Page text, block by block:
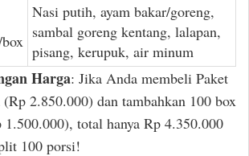
Nasi putih, ayam bakar/goreng,
sambal goreng kentang, lalapan,
pisang, kerupuk, air minum
Harga: Jika Anda membeli Paket
2.850.000) dan tambahkan 100 box
1.500.000), total hanya Rp 4.350.000
100 porsi!